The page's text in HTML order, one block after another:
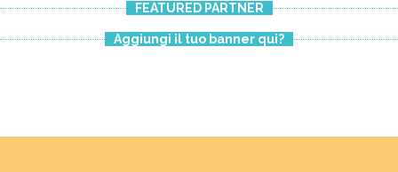
FEATURED PARTNER
Aggiungi il tuo banner qui?